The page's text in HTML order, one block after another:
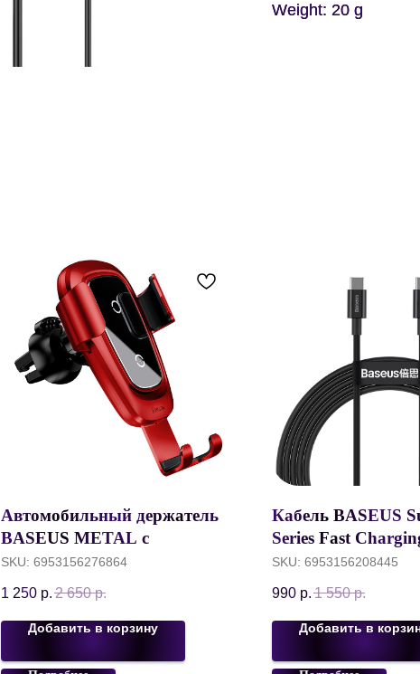
Weight: 20 g
Автомобильный держатель
BASEUS METAL с
беспроводной зарядкой, 2A,
10W, красный, на
воздуховод, WXYL-B09
SKU: 6953156276864
1 250 р. 2 650 р.
Добавить в корзину
Кабель BASEUS
Series Fast
Type-C, 100W, 2 м,
CATYS-C01
SKU: 6953156208445
990 р. 1 550 р.
Добавить в